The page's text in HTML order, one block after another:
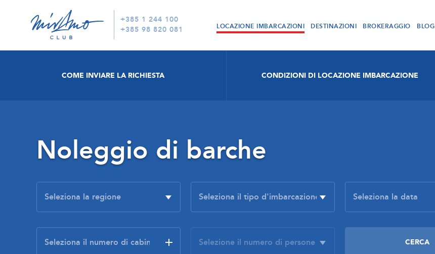
+385 1 244 100
+385 98 820 081
LOCAZIONE IMBARCAZIONI DESTINAZIONI BROKERAGGIO BLOG
COME INVIARE LA RICHIESTA CONDIZIONI DI LOCAZIONE IMBARCAZIONE
Noleggio di barche